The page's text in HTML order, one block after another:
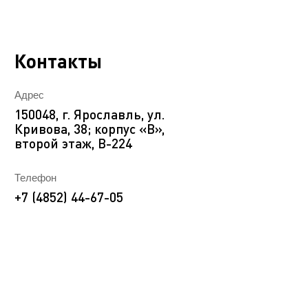
Контакты
Адрес
150048, г. Ярославль, ул.
Кривова, 38; корпус «В»,
второй этаж, В-224
Телефон
+7 (4852) 44-67-05